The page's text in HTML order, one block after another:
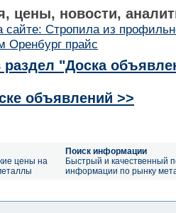
цены, новости,
Стропила из
Оренбург прайс
раздел "Доска
объявлений >>
цены на
Поиск информации
Быстрый и качественный
информации по рынку